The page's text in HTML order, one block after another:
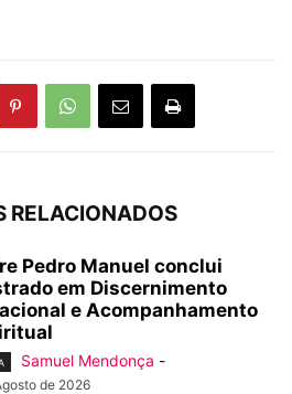
RELACIONADOS
Pedro Manuel conclui
em Discernimento
e Acompanhamento
Samuel Mendonça -
de 2026